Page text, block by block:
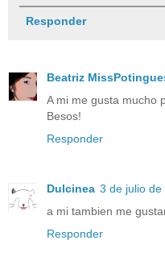
Responder
Beatriz
A mi me gusta mucho
Besos!
Responder
Dulcinea 3 de julio de
a mi tambien me
Responder